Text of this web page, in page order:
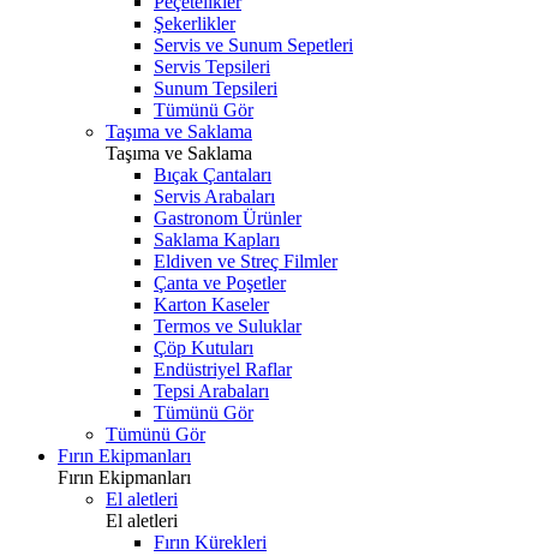
Şekerlikler
Servis ve Sunum Sepetleri
Servis Tepsileri
Sunum Tepsileri
Tümünü Gör
Taşıma ve Saklama
Taşıma ve Saklama
Bıçak Çantaları
Servis Arabaları
Gastronom Ürünler
Saklama Kapları
Eldiven ve Streç Filmler
Çanta ve Poşetler
Karton Kaseler
Termos ve Suluklar
Çöp Kutuları
Endüstriyel Raflar
Tepsi Arabaları
Tümünü Gör
Tümünü Gör
Fırın Ekipmanları
Fırın Ekipmanları
El aletleri
El aletleri
Fırın Kürekleri